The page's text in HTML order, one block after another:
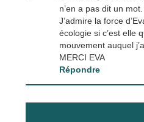
n’en a pas dit un
J’admire la force
écologie si c’est elle
mouvement auquel
MERCI EVA
Répondre